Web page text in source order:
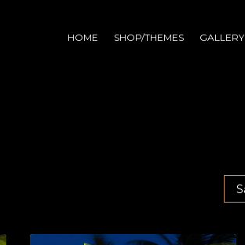
HOME SHOP/THEMES GALLERY